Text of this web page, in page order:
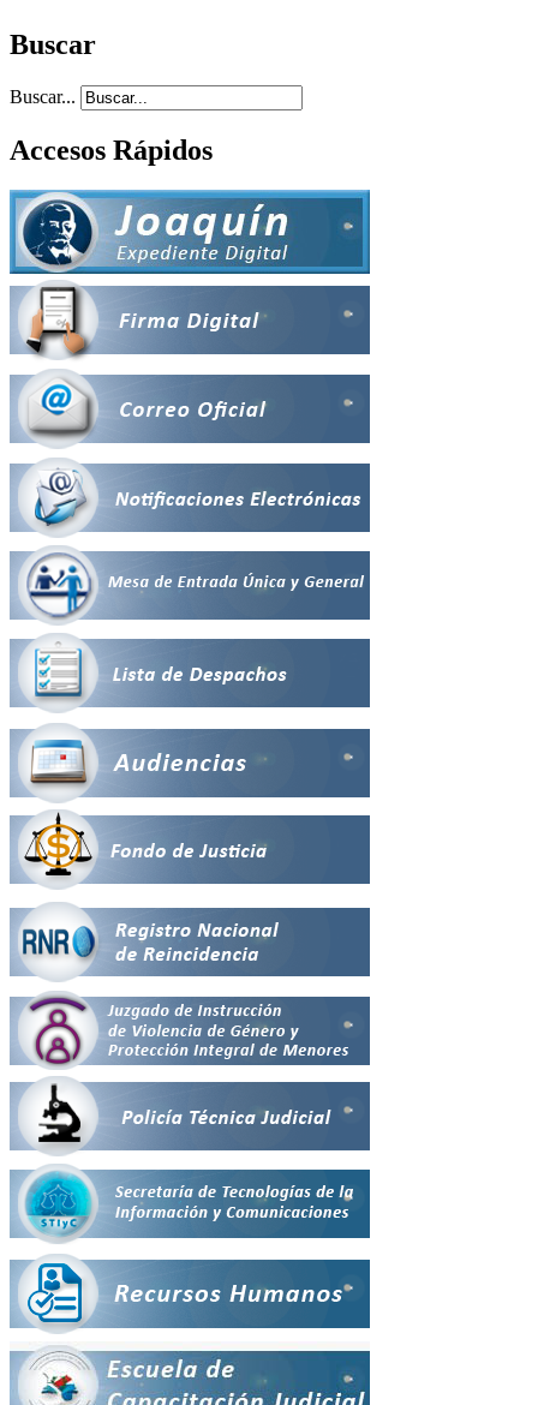
Buscar
Buscar...
Accesos Rápidos